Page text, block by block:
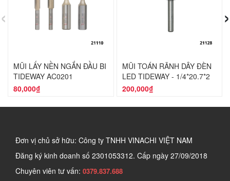
MŨI LẤY NỀN NGẮN ĐẦU BI
TIDEWAY AC0201
80,000₫
MŨI TOÁN RÃNH DÂY ĐÈN
LED TIDEWAY - 1/4*20.7*2
200,000₫
‹ ›
Đơn vị chủ sở hữu: Công ty TNHH VINACHI VIỆT NAM
Đăng ký kinh doanh số 2301053312. Cấp ngày 27/09/2018
Chuyên viên tư vấn: 0379.837.688